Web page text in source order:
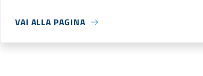
VAI ALLA PAGINA